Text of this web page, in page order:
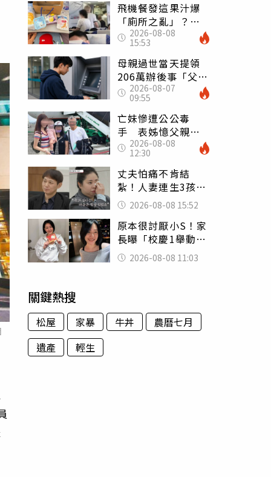
飛機餐發這果汁爆
「廁所之亂」？乘
客崩潰：差點丟大
臉 醫揭3類人別亂
喝
2026-08-08
15:53
母親過世當天提領
206萬辦後事「父子
遭判刑」 律師：
搶錢先下手是罪
2026-08-07
09:55
亡妹慘遭公公毒
手 表姊憶父親節
前夕：小舅舅仍到
殯儀館陪她說話
2026-08-08
12:30
丈夫怕痛不肯結
紮！人妻連生3孩
控遭家暴淚喊：真
的好累
2026-08-08 15:52
原本很討厭小S！家
長曝「校慶1舉動」
讓她徹底改觀 網
友洗版認證
2026-08-08 11:03
關鍵熱搜
松屋 家暴 牛丼
農曆七月
遺產
輕生